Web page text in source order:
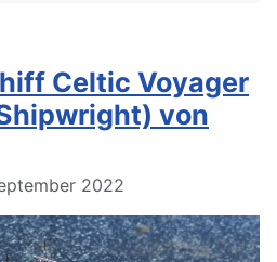
Celtic Voyager
von
2022